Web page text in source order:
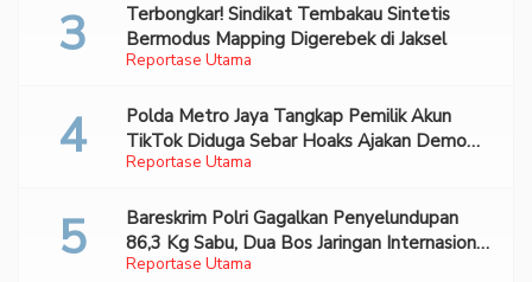
Reportase Utama
Terbongkar! Sindikat Tembakau Sintetis
Bermodus Mapping Digerebek di Jaksel
Reportase Utama
Polda Metro Jaya Tangkap Pemilik Akun
TikTok Diduga Sebar Hoaks Ajakan Demo
Turunkan Prabowo-Gibran
Reportase Utama
Bareskrim Polri Gagalkan Penyelundupan
86,3 Kg Sabu, Dua Bos Jaringan Internasional
Diburu